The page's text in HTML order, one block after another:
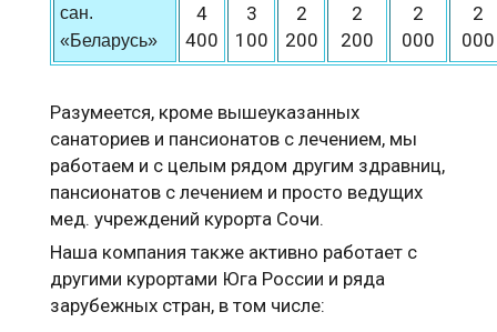
сан.
«Беларусь»
4
400
3
100
2
200
2
200
2
000
2
000
Разумеется, кроме вышеуказанных
санаториев и пансионатов с лечением, мы
работаем и с целым рядом другим здравниц,
пансионатов с лечением и просто ведущих
мед. учреждений курорта Сочи.
Наша компания также активно работает с
другими курортами Юга России и ряда
зарубежных стран, в том числе: